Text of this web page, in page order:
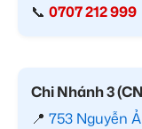
📞 0707 212 999
Chi Nhánh 3
📍 753 Nguyễn